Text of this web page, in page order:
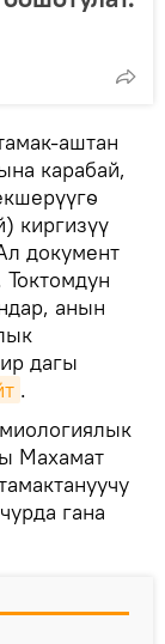
аштан
карабай,
киргизүү
документ
анын
дагы
.
Махамат
гана